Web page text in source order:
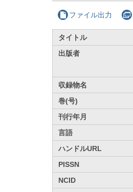
ファイル出力
タイトル
出版者
収録物名
巻(号)
刊行年月
言語
ハンドルURL
PISSN
NCID